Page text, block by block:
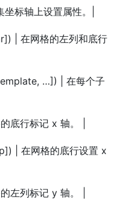
标轴上设置属性。|
| 在网格的左列和底行
…]) | 在每个子
底行标记 x 轴。 |
| 在网格的底行设置 x
左列标记 y 轴。 |